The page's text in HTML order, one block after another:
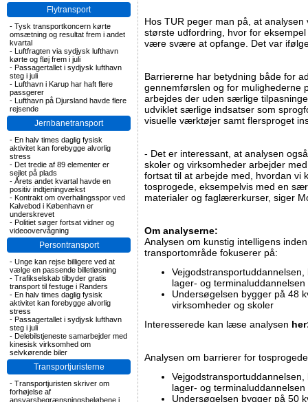
Flytransport
- Tysk transportkoncern kørte
omsætning og resultat frem i andet
kvartal
- Luftfragten via sydjysk lufthavn
kørte og fløj frem i juli
- Passagertallet i sydjysk lufthavn
steg i juli
- Lufthavn i Karup har haft flere
passgerer
- Lufthavn på Djursland havde flere
rejsende
Jernbanetransport
- En halv times daglig fysisk
aktivitet kan forebygge alvorlig
stress
- Det tredie af 89 elementer er
sejlet på plads
- Årets andet kvartal havde en
positiv indtjeningvækst
- Kontrakt om overhalingsspor ved
Kalvebod i København er
underskrevet
- Politiet søger fortsat vidner og
videoovervågning
Persontransport
- Unge kan rejse billigere ved at
vælge en passende billetløsning
- Trafikselskab tilbyder gratis
transport til festuge i Randers
- En halv times daglig fysisk
aktivitet kan forebygge alvorlig
stress
- Passagertallet i sydjysk lufthavn
steg i juli
- Delebilstjeneste samarbejder med
kinesisk virksomhed om
selvkørende biler
Transportjuristerne
- Transportjuristen skriver om
forhøjelse af
ansvarsbegrænsningsbeløbene i
Hos TUR peger man på, at
største udfordring, hvor for
være svære at opfange. Det var
Barriererne har betydning både for
gennemførslen og for mulighederne
arbejdes der uden særlige
udviklet særlige indsatser som
visuelle værktøjer samt flersproget
- Det er interessant, at analysen
skoler og virksomheder arbejder
fortsat til at arbejde med, hvordan vi
tosprogede, eksempelvis med en
materialer og faglærerkurser, siger
Om analyserne:
Analysen om kunstig intelligens
transportområde fokuserer på:
lager- og terminaluddannelsen
Undersøgelsen bygger på 48
virksomheder og skoler
Interesserede kan læse analysen
Analysen om barrierer for
lager- og terminaluddannelsen
Undersøgelsen bygger på 50